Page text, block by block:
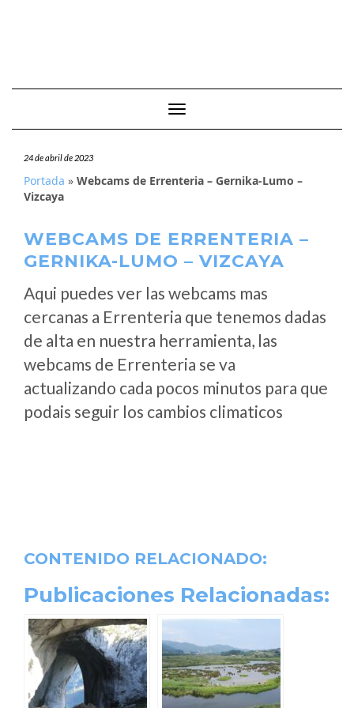
Cambiar modo de navegación
24 de abril de 2023
Portada » Webcams de Errenteria – Gernika-Lumo –
Vizcaya
WEBCAMS DE ERRENTERIA –
GERNIKA-LUMO – VIZCAYA
Aqui puedes ver las webcams mas
cercanas a Errenteria que tenemos dadas
de alta en nuestra herramienta, las
webcams de Errenteria se va
actualizando cada pocos minutos para que
podais seguir los cambios climaticos
CONTENIDO RELACIONADO:
Publicaciones Relacionadas: